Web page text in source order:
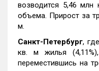
возводится 5,46 млн
объема. Прирост за
м.
Санкт-Петербург,
кв. м жилья
переместившись на